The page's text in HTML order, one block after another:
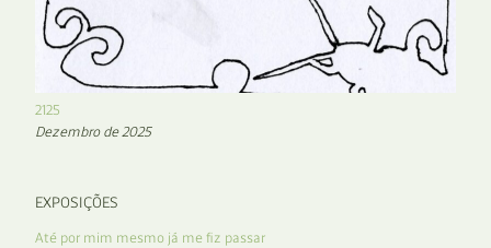
2125
Dezembro de 2025
EXPOSIÇÕES
Até por mim mesmo já me fiz passar